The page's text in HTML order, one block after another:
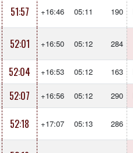
51:57 +16:46 05:11 190
52:01 +16:50 05:12 284
52:04 +16:53 05:12 163
52:07 +16:56 05:12 290
52:18 +17:07 05:13 286